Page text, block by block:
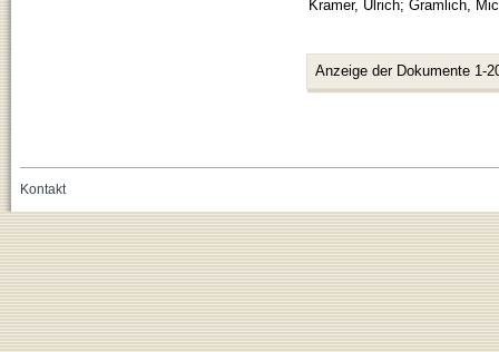
Kramer, Ulrich; Gramlich,
Anzeige der Dokumente 1-
Kontakt